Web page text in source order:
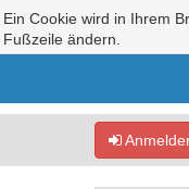
Ein Cookie wird in Ihrem
Fußzeile ändern.